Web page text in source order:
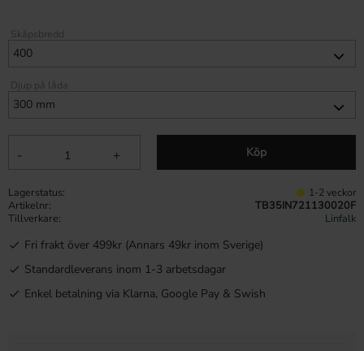
Skåpsbredd
Djup på låda
+
- Köp
Lagerstatus 1-2 veckor
Artikelnr
TB35IN721130020F
Tillverkare
Linfalk
Fri frakt över 499kr (Annars 49kr inom Sverige)
Standardleverans inom 1-3 arbetsdagar
Enkel betalning via Klarna, Google Pay & Swish